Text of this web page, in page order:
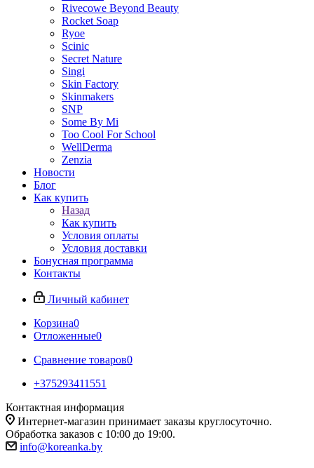
Rivecowe Beyond Beauty
Rocket Soap
Ryoe
Scinic
Secret Nature
Singi
Skin Factory
Skinmakers
SNP
Some By Mi
Too Cool For School
WellDerma
Zenzia
Новости
Блог
Как купить
Назад
Как купить
Условия оплаты
Условия доставки
Бонусная программа
Контакты
Личный кабинет
Корзина0
Отложенные0
Сравнение товаров0
+375293411551
Контактная информация
Интернет-магазин принимает заказы круглосуточно.
Обработка заказов с 10:00 до 19:00.
info@koreanka.by